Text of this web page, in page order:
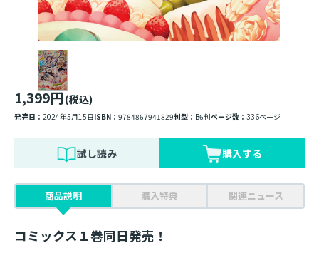
1,399円(税込)
発売日： 2024年5月15日ISBN： 9784867941829判型： B6判ページ数： 336ページ
試し読み 購入する
商品説明 購入特典 関連ニュース
コミックス１巻同日発売！